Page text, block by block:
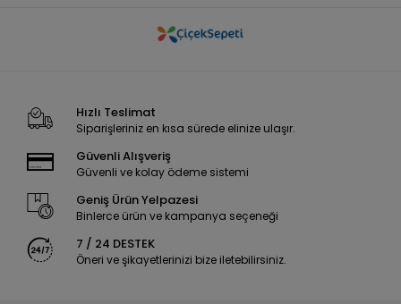
Hızlı Teslimat
Siparişleriniz en kısa sürede elinize ulaşır.
Güvenli Alışveriş
Güvenli ve kolay ödeme sistemi
Geniş Ürün Yelpazesi
Binlerce ürün ve kampanya seçeneği
7 / 24 DESTEK
Öneri ve şikayetlerinizi bize iletebilirsiniz.